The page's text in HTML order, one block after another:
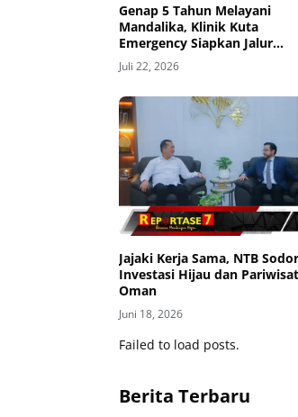
Genap 5 Tahun Melayani
Mandalika, Klinik Kuta
Emergency Siapkan Jalur
Evakuasi Udara ke Bali
Juli 22, 2026
Jajaki Kerja Sama, NTB
Investasi Hijau dan
Oman
Juni 18, 2026
Failed to load posts.
Berita Terbaru